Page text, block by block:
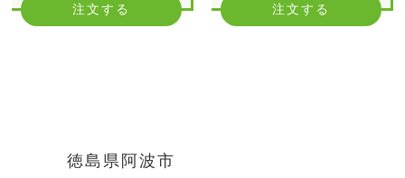
注文する 注文する
徳島県阿波市